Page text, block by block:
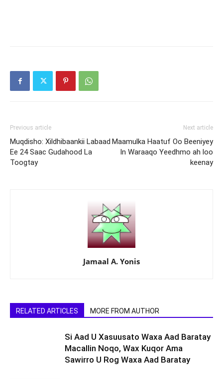
Previous article
Muqdisho: Xildhibaankii Labaad
Ee 24 Saac Gudahood La
Toogtay
Next article
Maamulka Haatuf Oo Beeniyey
In Waraaqo Yeedhmo ah loo
keenay
Jamaal A. Yonis
RELATED ARTICLES MORE FROM AUTHOR
Si Aad U Xasuusato Waxa Aad Baratay
Macallin Noqo, Wax Kuqor Ama
Sawirro U Rog Waxa Aad Baratay